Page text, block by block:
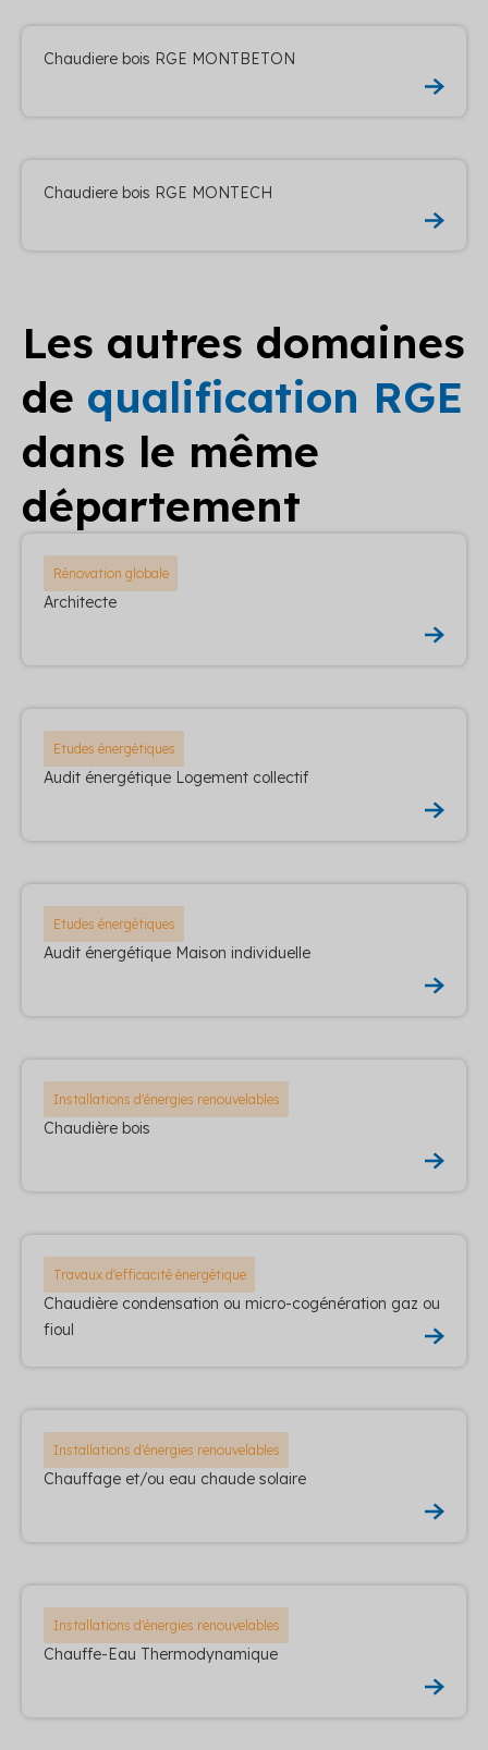
Chaudiere bois RGE MONTBETON
Chaudiere bois RGE MONTECH
Les autres domaines
de qualification RGE
dans le même
département
Rénovation globale
Architecte
Etudes énergétiques
Audit énergétique Logement collectif
Etudes énergétiques
Audit énergétique Maison individuelle
Installations d'énergies renouvelables
Chaudière bois
Travaux d'efficacité énergétique
Chaudière condensation ou micro-cogénération gaz ou
fioul
Installations d'énergies renouvelables
Chauffage et/ou eau chaude solaire
Installations d'énergies renouvelables
Chauffe-Eau Thermodynamique